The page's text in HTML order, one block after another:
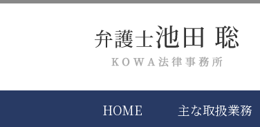
HOME 主な取扱業務